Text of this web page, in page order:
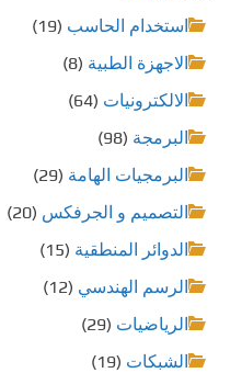
استخدام الحاسب (19)
الاجهزة الطبية (8)
الالكترونيات (64)
البرمجة (98)
البرمجيات الهامة (29)
التصميم و الجرفكس (20)
الدوائر المنطقية (15)
الرسم الهندسي (12)
الرياضيات (29)
الشبكات (19)